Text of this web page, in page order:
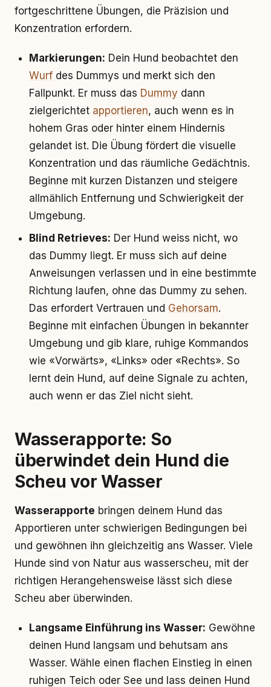
fortgeschrittene Übungen, die Präzision und
Konzentration erfordern.
Markierungen: Dein Hund beobachtet den
Wurf des Dummys und merkt sich den
Fallpunkt. Er muss das Dummy dann
zielgerichtet apportieren, auch wenn es in
hohem Gras oder hinter einem Hindernis
gelandet ist. Die Übung fördert die visuelle
Konzentration und das räumliche Gedächtnis.
Beginne mit kurzen Distanzen und steigere
allmählich Entfernung und Schwierigkeit der
Umgebung.
Blind Retrieves: Der Hund weiss nicht, wo
das Dummy liegt. Er muss sich auf deine
Anweisungen verlassen und in eine bestimmte
Richtung laufen, ohne das Dummy zu sehen.
Das erfordert Vertrauen und Gehorsam.
Beginne mit einfachen Übungen in bekannter
Umgebung und gib klare, ruhige Kommandos
wie «Vorwärts», «Links» oder «Rechts». So
lernt dein Hund, auf deine Signale zu achten,
auch wenn er das Ziel nicht sieht.
Wasserapporte: So
überwindet dein Hund die
Scheu vor Wasser
Wasserapporte bringen deinem Hund das
Apportieren unter schwierigen Bedingungen bei
und gewöhnen ihn gleichzeitig ans Wasser. Viele
Hunde sind von Natur aus wasserscheu, mit der
richtigen Herangehensweise lässt sich diese
Scheu aber überwinden.
Langsame Einführung ins Wasser: Gewöhne
deinen Hund langsam und behutsam ans
Wasser. Wähle einen flachen Einstieg in einen
ruhigen Teich oder See und lass deinen Hund